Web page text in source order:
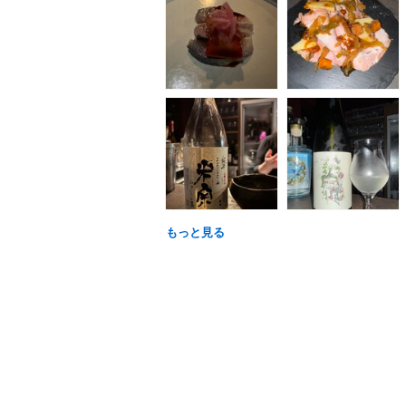
もっと見る